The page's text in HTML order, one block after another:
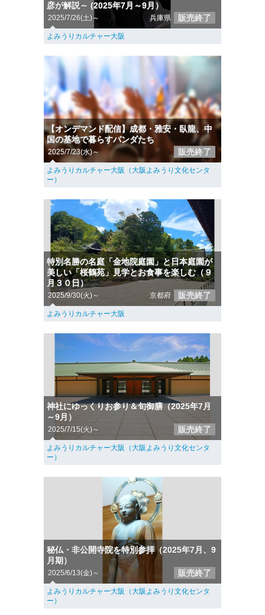
彦が解説～ (2025年7月～9月）
2025/7/26(土)～ 兵庫県 販売終了
よみうりカルチャー大阪
【オンデマンド配信】成都・雅安・臥龍、中
国の基地で暮らすパンダたち
2025/7/23(水)～ 販売終了
よみうりカルチャー大阪（大阪よみうり文化センタ
ー）
特別名勝の名庭「金地院庭園」と日本庭園が
美しい「桜鶴苑」見学とお食事を楽しむ（９
月３０日）
2025/9/30(火)～ 京都府 販売終了
よみうりカルチャー大阪
神社にゆっくりお参り＆旬御膳（2025年7月
～9月）
2025/7/15(火)～ 販売終了
よみうりカルチャー大阪（大阪よみうり文化センタ
ー）
秘仏・非公開寺院を特別参拝（2025年7月、9
月期）
2025/6/13(金)～ 販売終了
よみうりカルチャー大阪（大阪よみうり文化センタ
ー）